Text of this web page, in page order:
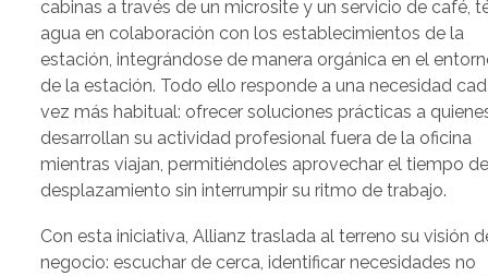
cabinas a través de un microsite y un servicio de café,
agua en colaboración con los establecimientos de la
estación, integrándose de manera orgánica en el
de la estación. Todo ello responde a una necesidad
vez más habitual: ofrecer soluciones prácticas a
desarrollan su actividad profesional fuera de la oficina
mientras viajan, permitiéndoles aprovechar el tiempo
desplazamiento sin interrumpir su ritmo de trabajo.
Con esta iniciativa, Allianz traslada al terreno su visión
negocio: escuchar de cerca, identificar necesidades no